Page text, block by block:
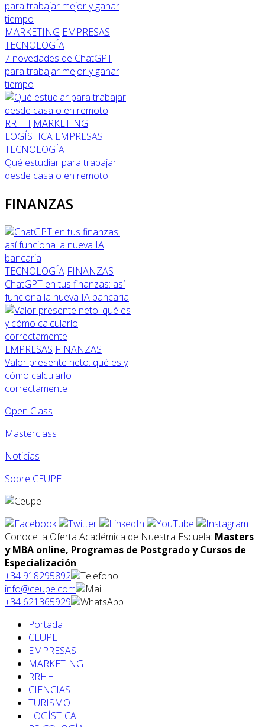
MARKETING EMPRESAS
TECNOLOGÍA
7 novedades de ChatGPT
para trabajar mejor y ganar
tiempo
RRHH MARKETING
LOGÍSTICA EMPRESAS
TECNOLOGÍA
Qué estudiar para trabajar
desde casa o en remoto
FINANZAS
TECNOLOGÍA FINANZAS
ChatGPT en tus finanzas: así
funciona la nueva IA bancaria
EMPRESAS FINANZAS
Valor presente neto: qué es y
cómo calcularlo
correctamente
Open Class
Masterclass
Noticias
Sobre CEUPE
Conoce la Oferta Académica de Nuestra Escuela: Masters
y MBA online, Programas de Postgrado y Cursos de
Especialización
+34 918295892
info@ceupe.com
+34 621365929
Portada
CEUPE
EMPRESAS
MARKETING
RRHH
CIENCIAS
TURISMO
LOGÍSTICA